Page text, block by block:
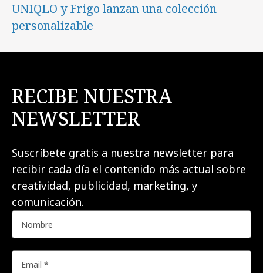
UNIQLO y Frigo lanzan una colección
personalizable
RECIBE NUESTRA
NEWSLETTER
Suscríbete gratis a nuestra newsletter para
recibir cada día el contenido más actual sobre
creatividad, publicidad, marketing, y
comunicación.